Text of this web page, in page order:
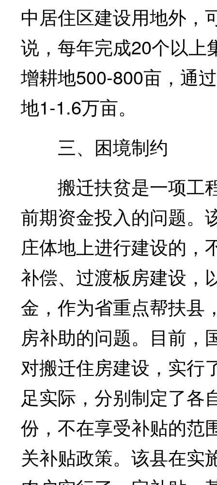
中居住区建设用地外，
说，每年完成20个以上
增耕地500-800亩，通
地1-1.6万亩。
三、困境制约
搬迁扶贫是一项工
前期资金投入的问题。
庄体地上进行建设的，
补偿、过渡板房建设，
金，作为省重点帮扶县
房补助的问题。目前，
对搬迁住房建设，实行
足实际，分别制定了各
份，不在享受补贴的范
关补贴政策。该县在实